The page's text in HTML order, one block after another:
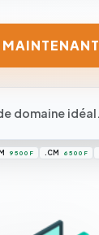
9 500 F .CM 6 500 F